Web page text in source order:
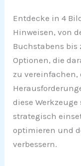
Entdecke in 4
Hinweisen, von
Buchstabens bis
Optionen, die
zu vereinfachen,
diese
strategisch
optimieren und
verbessern.